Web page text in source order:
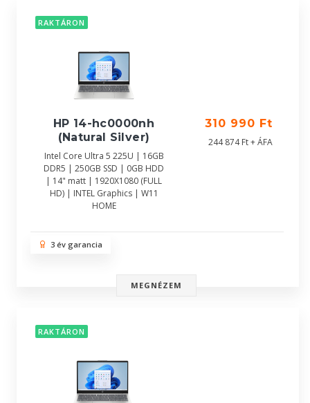
RAKTÁRON
HP 14-hc0000nh
(Natural Silver)
Intel Core Ultra 5 225U | 16GB
DDR5 | 250GB SSD | 0GB HDD
| 14" matt | 1920X1080 (FULL
HD) | INTEL Graphics | W11
HOME
310 990 Ft
244 874 Ft + ÁFA
3 év garancia
MEGNÉZEM
RAKTÁRON